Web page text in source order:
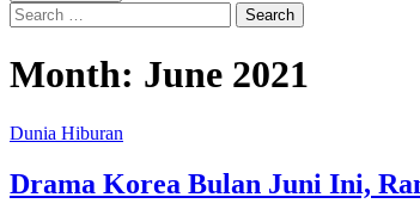
Search
for:
Month: June 2021
Categories
Dunia Hiburan
Drama Korea Bulan Juni Ini,